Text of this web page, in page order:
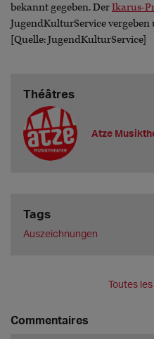
bekannt gegeben. DerIkarus-
JugendKulturService
[Quelle: JugendKulturService]
Théâtres
Atze
Tags
Auszeichnungen
Toutes
Commentaires